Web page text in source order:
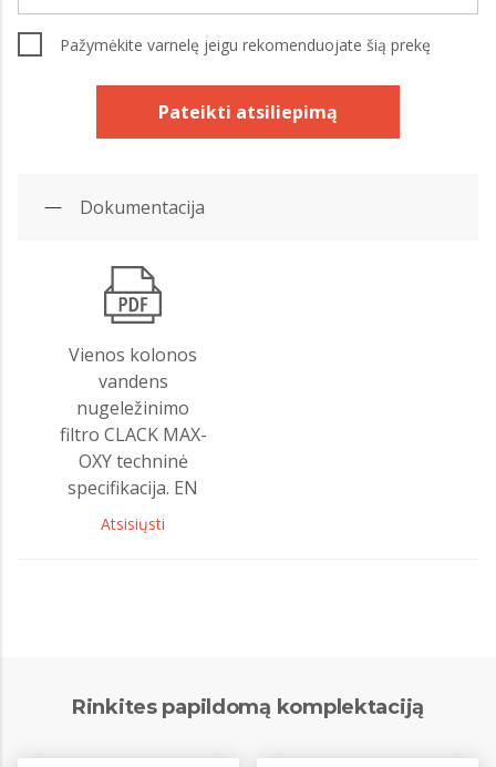
Pažymėkite varnelę jeigu rekomenduojate šią prekę
Pateikti atsiliepimą
Dokumentacija
Vienos kolonos
vandens
nugeležinimo
filtro CLACK MAX-
OXY techninė
specifikacija. EN
Atsisiųsti
Rinkites papildomą komplektaciją